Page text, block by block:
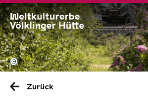
Das Paradies
©
Zurück